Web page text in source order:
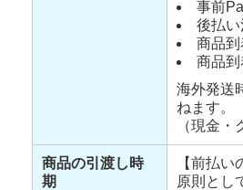
事前
後払い
商品到
商品
海外発送
ねます。
（現金
商品の引渡し時
期
【前払い
原則とし